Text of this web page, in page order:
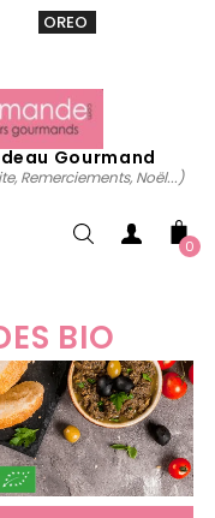
OREO
Gourmand
Remerciements, Noël...)
0
BIO